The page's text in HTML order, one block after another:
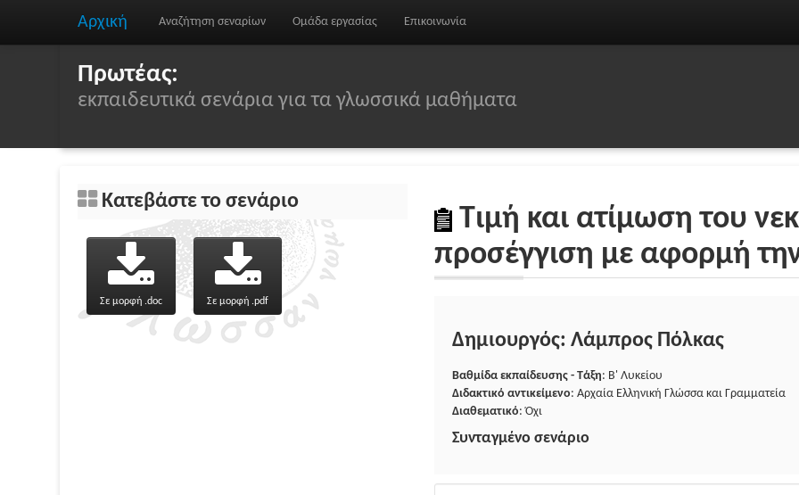
Αρχική Αναζήτηση σεναρίων Ομάδα εργασίας Επικοινωνία
Πρωτέας:
εκπαιδευτικά σενάρια για τα γλωσσικά μαθήματα
Κατεβάστε το σενάριο
Σε μορφή .doc Σε μορφή .pdf
Τιμή και ατίμωση του
προσέγγιση με αφορμή
Δημιουργός: Λάμπρος Πόλκας
Βαθμίδα εκπαίδευσης - Τάξη: Β' Λυκείου
Διδακτικό αντικείμενο: Αρχαία Ελληνική Γλώσσα και Γραμματεία
Διαθεματικό: Όχι
Συνταγμένο σενάριο